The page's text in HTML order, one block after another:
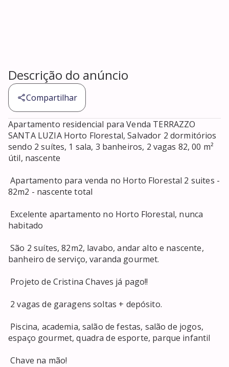
Descrição do anúncio
Compartilhar
Apartamento residencial para Venda TERRAZZO
SANTA LUZIA Horto Florestal, Salvador 2 dormitórios
sendo 2 suítes, 1 sala, 3 banheiros, 2 vagas 82, 00 m²
útil, nascente
Apartamento para venda no Horto Florestal 2 suites -
82m2 - nascente total
habitado
São 2 suítes, 82m2, lavabo, andar alto e nascente,
banheiro de serviço, varanda gourmet.
espaço gourmet, quadra de esporte, parque infantil
Chave na mão!